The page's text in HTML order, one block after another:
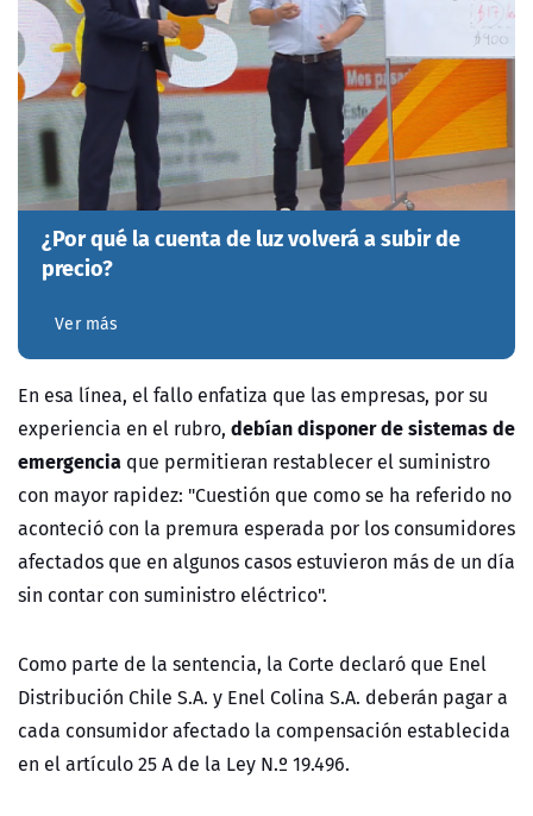
¿Por qué la cuenta de luz volverá a subir de
precio?
Ver más
En esa línea, el fallo enfatiza que las empresas, por su
experiencia en el rubro, debían disponer de sistemas de
emergencia que permitieran restablecer el suministro
con mayor rapidez: "Cuestión que como se ha referido no
aconteció con la premura esperada por los consumidores
afectados que en algunos casos estuvieron más de un día
sin contar con suministro eléctrico".
Como parte de la sentencia, la Corte declaró que Enel
Distribución Chile S.A. y Enel Colina S.A. deberán pagar a
cada consumidor afectado la compensación establecida
en el artículo 25 A de la Ley N.º 19.496.